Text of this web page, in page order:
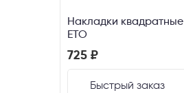
Накладки квадратные
ETO
725 ₽
Быстрый заказ